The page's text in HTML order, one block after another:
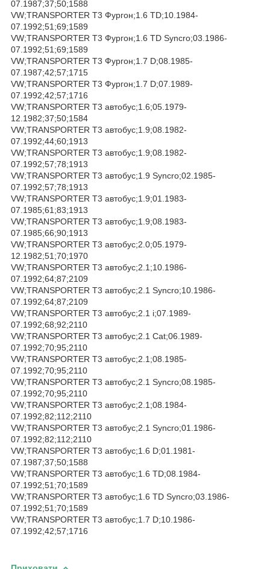
07.1987;37;50;1588
VW;TRANSPORTER T3 Фургон;1.6 TD;10.1984-
07.1992;51;69;1589
VW;TRANSPORTER T3 Фургон;1.6 TD Syncro;03.1986-
07.1992;51;69;1589
VW;TRANSPORTER T3 Фургон;1.7 D;08.1985-
07.1987;42;57;1715
VW;TRANSPORTER T3 Фургон;1.7 D;07.1989-
07.1992;42;57;1716
VW;TRANSPORTER T3 автобус;1.6;05.1979-
12.1982;37;50;1584
VW;TRANSPORTER T3 автобус;1.9;08.1982-
07.1992;44;60;1913
VW;TRANSPORTER T3 автобус;1.9;08.1982-
07.1992;57;78;1913
VW;TRANSPORTER T3 автобус;1.9 Syncro;02.1985-
07.1992;57;78;1913
VW;TRANSPORTER T3 автобус;1.9;01.1983-
07.1985;61;83;1913
VW;TRANSPORTER T3 автобус;1.9;08.1983-
07.1985;66;90;1913
VW;TRANSPORTER T3 автобус;2.0;05.1979-
12.1982;51;70;1970
VW;TRANSPORTER T3 автобус;2.1;10.1986-
07.1992;64;87;2109
VW;TRANSPORTER T3 автобус;2.1 Syncro;10.1986-
07.1992;64;87;2109
VW;TRANSPORTER T3 автобус;2.1 i;07.1989-
07.1992;68;92;2110
VW;TRANSPORTER T3 автобус;2.1 Cat;06.1989-
07.1992;70;95;2110
VW;TRANSPORTER T3 автобус;2.1;08.1985-
07.1992;70;95;2110
VW;TRANSPORTER T3 автобус;2.1 Syncro;08.1985-
07.1992;70;95;2110
VW;TRANSPORTER T3 автобус;2.1;08.1984-
07.1992;82;112;2110
VW;TRANSPORTER T3 автобус;2.1 Syncro;01.1986-
07.1992;82;112;2110
VW;TRANSPORTER T3 автобус;1.6 D;01.1981-
07.1987;37;50;1588
VW;TRANSPORTER T3 автобус;1.6 TD;08.1984-
07.1992;51;70;1589
VW;TRANSPORTER T3 автобус;1.6 TD Syncro;03.1986-
07.1992;51;70;1589
VW;TRANSPORTER T3 автобус;1.7 D;10.1986-
07.1992;42;57;1716